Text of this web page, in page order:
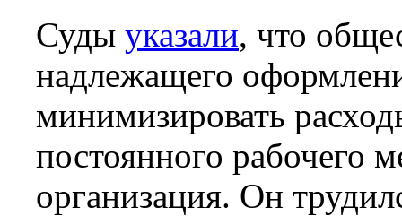
Суды указали, что
надлежащего
минимизировать
постоянного рабочего
организация. Он